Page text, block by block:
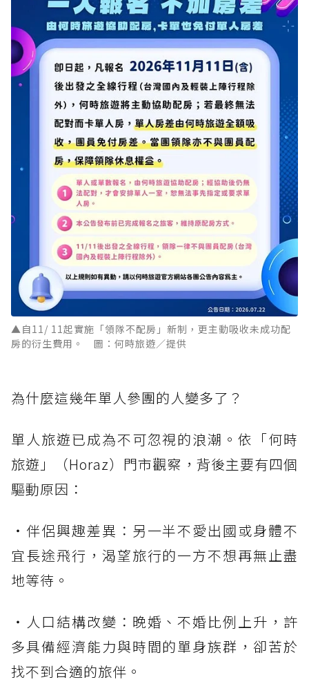
▲自11/ 11起實施「領隊不配房」新制，更主動吸收未成功配
房的衍生費用。 圖：何時旅遊／提供
為什麼這幾年單人參團的人變多了？
單人旅遊已成為不可忽視的浪潮。依「何時
旅遊」（Horaz）門市觀察，背後主要有四個
驅動原因：
・伴侶興趣差異：另一半不愛出國或身體不
宜長途飛行，渴望旅行的一方不想再無止盡
地等待。
・人口結構改變：晚婚、不婚比例上升，許
多具備經濟能力與時間的單身族群，卻苦於
找不到合適的旅伴。